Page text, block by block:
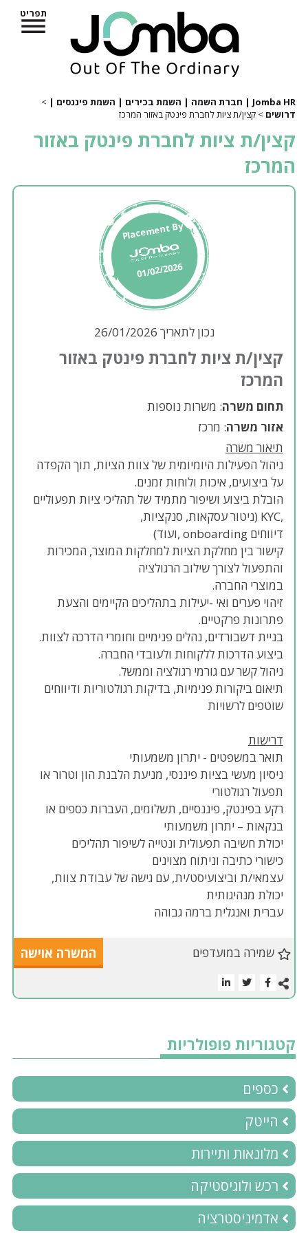
תפריט
Jomba HR | חברת השמה | השמת בכירים | השמת פיננסים |
>
דרושים > קצין/ת ציות לחברת פינטק באזור המרכז
קצין/ת ציות לחברת פינטק באזור
המרכז
Placement By
01/02/2026
נכון לתאריך 26/01/2026
קצין/ת ציות לחברת פינטק באזור
המרכז
תחום משרה: משרות נוספות
אזור משרה: מרכז
תיאור משרה
ניהול הפעילות היומיומית של צוות הציות, תוך הקפדה
על ביצועים, איכות ולוחות זמנים.
הובלת ביצוע ושיפור מתמיד של תהליכי ציות תפעוליים
,KYC (ניטור עסקאות, סנקציות,
דיווחים onboarding ,ועוד)
קישור בין מחלקת הציות למחלקות המוצר, המכירות
והתפעול לצורך שילוב הרגולציה
במוצרי החברה.
זיהוי פערים ואי -יעילות בתהליכים הקיימים והצעת
פתרונות פרקטיים.
בניית דשבורדים, נהלים פנימיים וחומרי הדרכה לצוות.
ביצוע הדרכות ללקוחות ולעובדי החברה.
ניהול קשר עם גורמי רגולציה וממשל.
תיאום ביקורות פנימיות, בדיקות רגולטוריות ודיווחים
שוטפים לרשויות
דרישות
תואר במשפטים - יתרון משמעותי
ניסיון מעשי בציות פיננסי, מניעת הלבנת הון וטרור או
תפעול רגולטורי
רקע בפינטק, פיננסיים, תשלומים, העברות כספים או
בנקאות – יתרון משמעותי
יכולת חשיבה תפעולית ונטייה לשיפור תהליכים
כישורי כתיבה וניתוח מצוינים
עצמאי/ת וביצועיסט/ית, עם גישה של עבודת צוות,
יכולת מנהיגותית
עברית ואנגלית ברמה גבוהה
שמירה במועדפים המשרה אוישה
קטגוריות פופולריות
כספים
הייטק
מלונאות ותיירות
רכש ולוגיסטיקה
אדמיניסטרציה